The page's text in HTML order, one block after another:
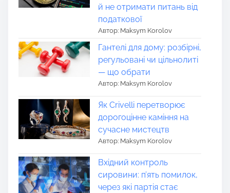
й не отримати питань від
податкової
Автор: Maksym Korolov
Гантелі для дому: розбірні,
регульовані чи цільнолиті
— що обрати
Автор: Maksym Korolov
Як Crivelli перетворює
дорогоцінне каміння на
сучасне мистецтв
Автор: Maksym Korolov
Вхідний контроль
сировини: п’ять помилок,
через які партія стає